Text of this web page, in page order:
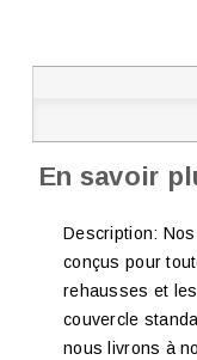
En savoir
Description:
conçus pour
rehausses et
couvercle
nous livrons à